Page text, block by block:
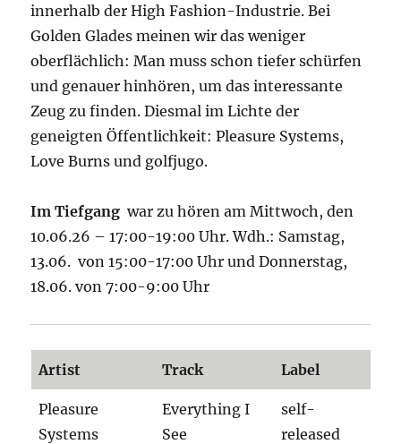
innerhalb der High Fashion-Industrie. Bei
Golden Glades meinen wir das weniger
oberflächlich: Man muss schon tiefer schürfen
und genauer hinhören, um das interessante
Zeug zu finden. Diesmal im Lichte der
geneigten Öffentlichkeit: Pleasure Systems,
Love Burns und golfjugo.
Im Tiefgang war zu hören am Mittwoch, den
10.06.26 – 17:00-19:00 Uhr. Wdh.: Samstag,
13.06. von 15:00-17:00 Uhr und Donnerstag,
18.06. von 7:00-9:00 Uhr
Artist Track Label
Pleasure
Systems
Everything I
See
self-
released